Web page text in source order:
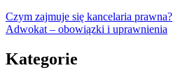
Czym zajmuje się kancelaria prawna?
Adwokat – obowiązki i uprawnienia
Kategorie